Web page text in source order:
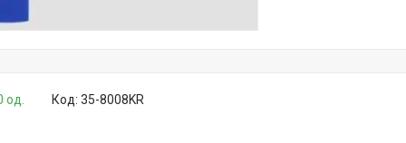
од. Код: 35-8008KR